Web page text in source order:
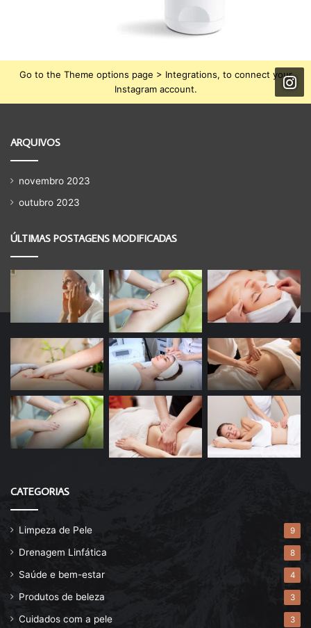
Go to the Theme options page > Integrations, to connect your
Instagram account.
ARQUIVOS
novembro 2023
outubro 2023
ÚLTIMAS POSTAGENS MODIFICADAS
CATEGORIAS
Limpeza de Pele 9
Drenagem Linfática 8
Saúde e bem-estar 4
Produtos de beleza 3
Cuidados com a pele 3